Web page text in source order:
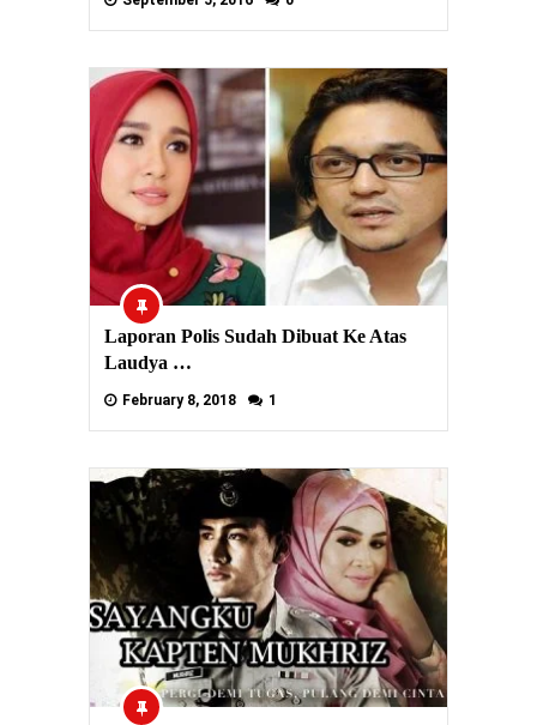
Laporan Polis Sudah Dibuat Ke Atas
Laudya …
February 8, 2018 1